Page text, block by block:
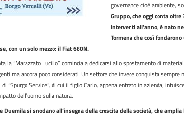
governance cioè ambiente,
Gruppo, che oggi conta
interventi all’anno, è nato
Tormena che così
con un solo mezzo: il Fiat 680N.
la “Marazzato Lucillo” comincia a dedicarsi allo spostamento di
ma ancora poco considerati. Un settore che invece conquista
“Spurgo Service”, di cui il figlio Carlo, appena entrato in azienda,
dell’uomo sulla natura.
Duemila si snodano all’insegna della crescita della società, che